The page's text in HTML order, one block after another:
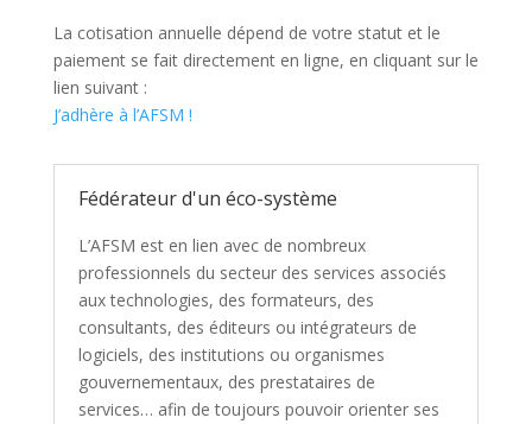
La cotisation annuelle dépend de votre statut et le
paiement se fait directement en ligne, en cliquant sur le
lien suivant :
J’adhère à l’AFSM !
Fédérateur d'un éco-système
L’AFSM est en lien avec de nombreux
professionnels du secteur des services associés
aux technologies, des formateurs, des
consultants, des éditeurs ou intégrateurs de
logiciels, des institutions ou organismes
gouvernementaux, des prestataires de
services… afin de toujours pouvoir orienter ses